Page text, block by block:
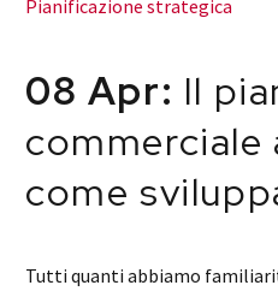
Pianificazione strategica
08 Apr: Il
come
Tutti quanti abbiamo